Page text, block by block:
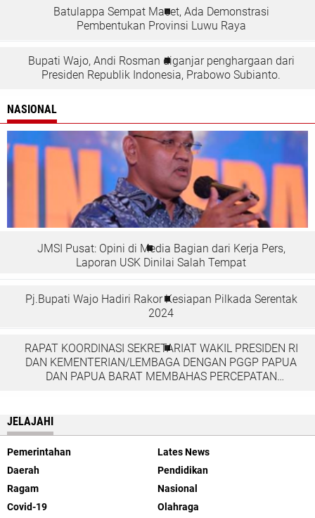
Batulappa Sempat Macet, Ada Demonstrasi
Pembentukan Provinsi Luwu Raya
Bupati Wajo, Andi Rosman diganjar penghargaan dari
Presiden Republik Indonesia, Prabowo Subianto.
NASIONAL
JMSI Pusat: Opini di Media Bagian dari Kerja Pers,
Laporan USK Dinilai Salah Tempat
Pj.Bupati Wajo Hadiri Rakor Kesiapan Pilkada Serentak
2024
RAPAT KOORDINASI SEKRETARIAT WAKIL PRESIDEN RI
DAN KEMENTERIAN/LEMBAGA DENGAN PGGP PAPUA
DAN PAPUA BARAT MEMBAHAS PERCEPATAN
JELAJAHI
Pemerintahan
Lates News
Daerah
Pendidikan
Ragam
Nasional
Covid-19
Olahraga